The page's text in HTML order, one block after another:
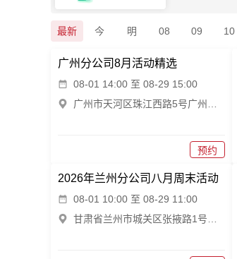
最新 今 明 08 09 10
广州分公司8月活动精选
08-01 14:00 至 08-29 15:00
预约
2026年兰州分公司八月周末活动
08-01 10:00 至 08-29 11:00